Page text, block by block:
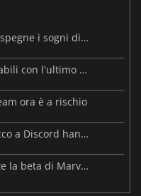
Steam Frame: il prezzo trapelato spegne i sogni di un VR economico
Palworld: Sunreach e boss più stabili con l'ultimo update
ora è a rischio
Le mappe dei malware e un attacco a Discord hanno colpito Meccha Chameleon
PlayStation Network in tilt durante la beta di Marvel Tōkon